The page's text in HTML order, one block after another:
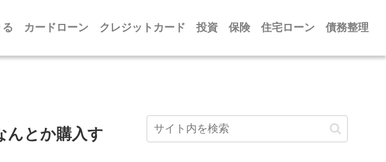
カードローン クレジットカード 投資 保険 住宅ローン 債務整理
んとか購入す